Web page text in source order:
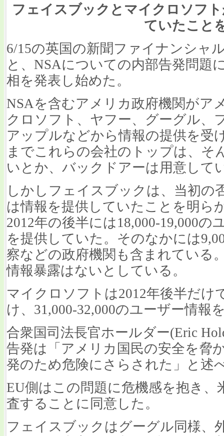
フェイスブックとマイクロソフ
ていたこと
6/15の英国の新聞ファイナンシャ
と、NSAについての内部告発問題
相を発表し始めた。
NSAを含むアメリカ政府機関がア
クロソフト、ヤフー、グーグル、
アップルなどから情報の提供を受
までこれらの会社のトップは、そ
いとか、バックドアーは用意して
しかしフェイスブックは、当初の
は情報を提供していたことを明ら
2012年の後半には18,000-19,000の
を提供していた。そのなかには
察などの政府機関も含まれている
情報暴露はないとしている。
マイクロソフトは2012年後半だけ
け、31,000-32,000のユーザー情報
合衆国司法長官ホールダー(Eric
告発は「アメリカ国民の安全を脅
発のため危険にさらされた」と述
EU側はこの問題に危機感を抱き、
査することに同意した。
フェイスブックはグーグル同様、